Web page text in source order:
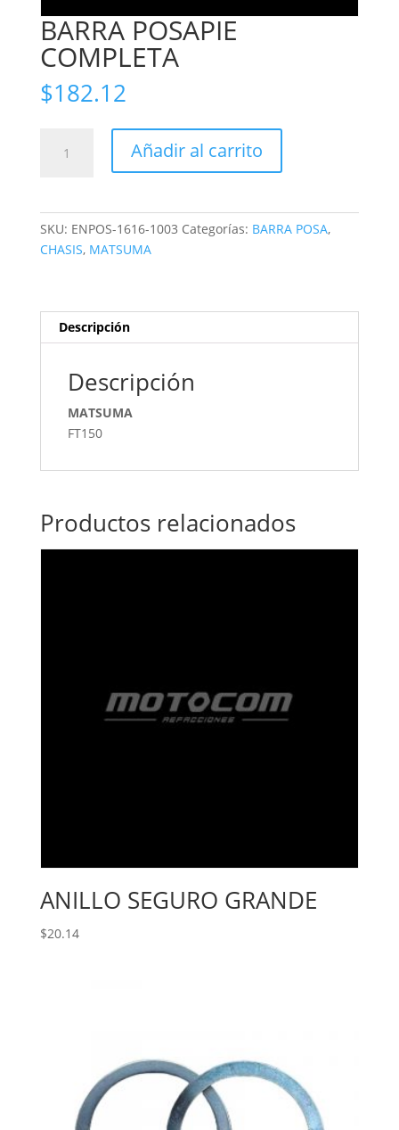
BARRA POSAPIE
COMPLETA
$182.12
POSAPIE
Añadir al carrito
SKU: ENPOS-1616-1003 Categorías: BARRA POSA,
CHASIS, MATSUMA
Descripción
Descripción
MATSUMA
FT150
Productos relacionados
ANILLO SEGURO GRANDE
$20.14